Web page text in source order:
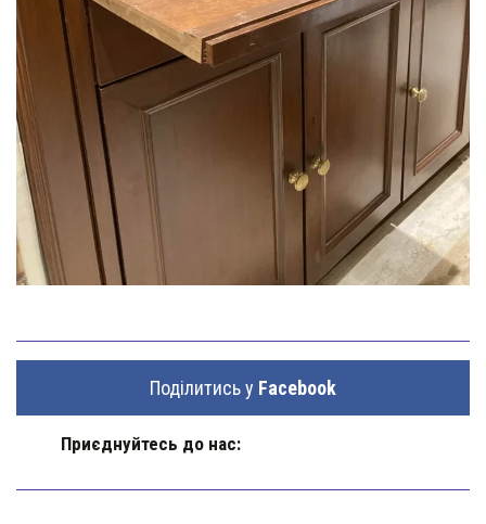
Поділитись у Facebook
Приєднуйтесь до нас: